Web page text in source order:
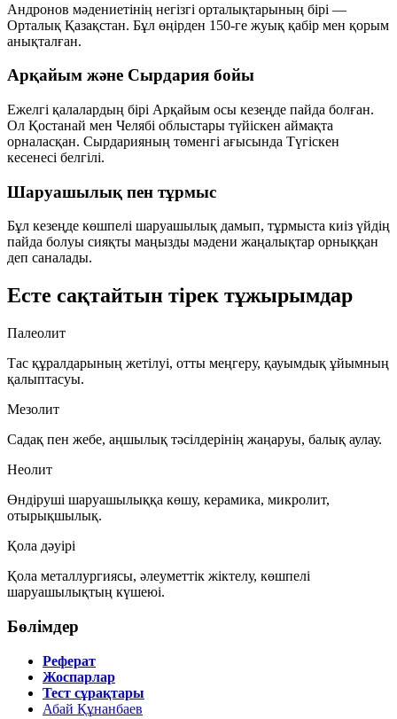
Андронов мәдениетінің негізгі орталықтарының бірі —
Орталық Қазақстан. Бұл өңірден 150-ге жуық қабір мен қорым
анықталған.
Арқайым және Сырдария бойы
Ежелгі қалалардың бірі Арқайым осы кезеңде пайда болған.
Ол Қостанай мен Челябі облыстары түйіскен аймақта
орналасқан. Сырдарияның төменгі ағысында Түгіскен
кесенесі белгілі.
Шаруашылық пен тұрмыс
Бұл кезеңде көшпелі шаруашылық дамып, тұрмыста киіз үйдің
пайда болуы сияқты маңызды мәдени жаңалықтар орныққан
деп саналады.
Есте сақтайтын тірек тұжырымдар
Палеолит
Тас құралдарының жетілуі, отты меңгеру, қауымдық ұйымның
қалыптасуы.
Мезолит
Садақ пен жебе, аңшылық тәсілдерінің жаңаруы, балық аулау.
Неолит
Өндіруші шаруашылыққа көшу, керамика, микролит,
отырықшылық.
Қола дәуірі
Қола металлургиясы, әлеуметтік жіктелу, көшпелі
шаруашылықтың күшеюі.
Бөлімдер
Реферат
Жоспарлар
Тест сұрақтары
Абай Құнанбаев